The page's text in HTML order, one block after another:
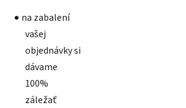
na zabalení
vašej
objednávky si
dávame
100%
záležať